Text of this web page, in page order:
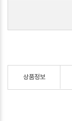
상품정보